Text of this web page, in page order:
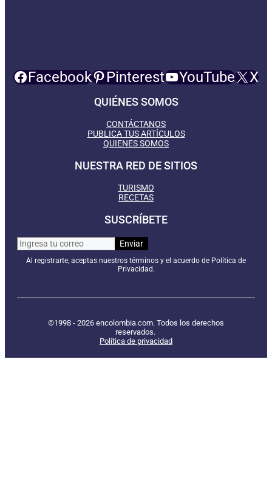
Facebook Pinterest YouTube X
QUIÉNES SOMOS
CONTÁCTANOS
PUBLICA TUS ARTÍCULOS
QUIENES SOMOS
NUESTRA RED DE SITIOS
TURISMO
RECETAS
SUSCRÍBETE
Al registrarte, aceptas nuestros términos y el acuerdo de Política de
Privacidad.
©1998 - 2026 encolombia.com. Todos los derechos
reservados.
Política de privacidad